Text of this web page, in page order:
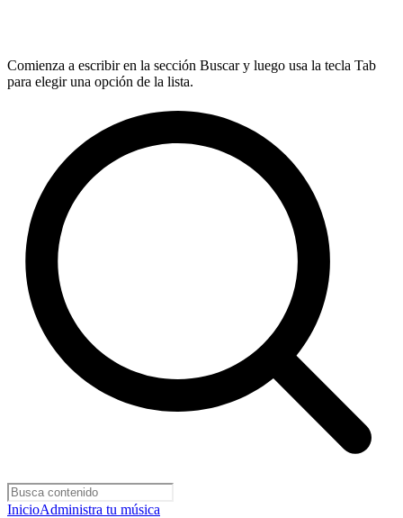
Comienza a escribir en la sección Buscar y luego usa la tecla Tab
para elegir una opción de la lista.
InicioAdministra tu música